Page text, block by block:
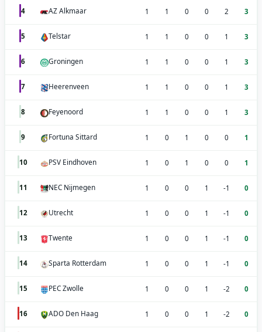
4 AZ Alkmaar 1 1 0 0 2 3
5 Telstar 1 1 0 0 1 3
6 Groningen 1 1 0 0 1 3
7 Heerenveen 1 1 0 0 1 3
8 Feyenoord 1 1 0 0 1 3
9 Fortuna Sittard 1 0 1 0 0 1
10 PSV Eindhoven 1 0 1 0 0 1
11 NEC Nijmegen 1 0 0 1 -1 0
12 Utrecht 1 0 0 1 -1 0
13 Twente 1 0 0 1 -1 0
14 Sparta Rotterdam 1 0 0 1 -1 0
15 PEC Zwolle 1 0 0 1 -2 0
16 ADO Den Haag 1 0 0 1 -2 0